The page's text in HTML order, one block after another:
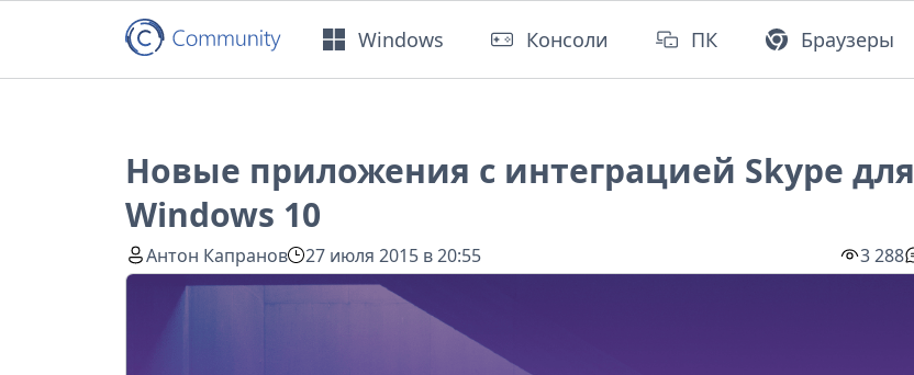
Windows Консоли ПК Браузеры
Новые приложения с интеграцией Skype для
Windows 10
Антон Капранов 27 июля 2015 в 20:55 3 288